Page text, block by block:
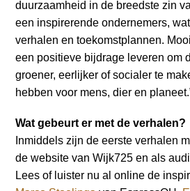
duurzaamheid in de breedste zin
een inspirerende ondernemers,
verhalen en toekomstplannen.
een positieve bijdrage leveren om
groener, eerlijker of socialer te
hebben voor mens, dier en
Wat gebeurt er met de verhalen?
Inmiddels zijn de eerste verhalen
de website van Wijk725 en als
Lees of luister nu al online de